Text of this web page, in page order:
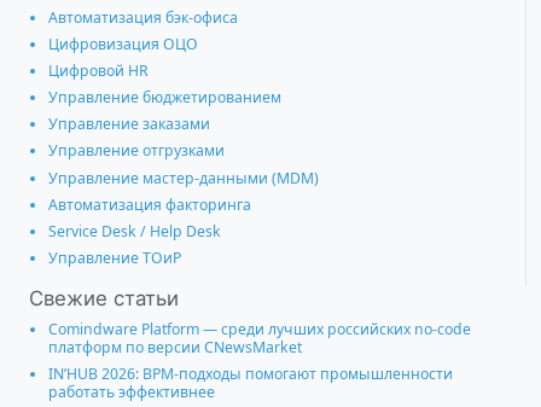
Автоматизация бэк-офиса
Цифровизация ОЦО
Цифровой HR
Управление бюджетированием
Управление заказами
Управление отгрузками
Управление мастер-данными (MDM)
Автоматизация факторинга
Service Desk / Help Desk
Управление ТОиР
Свежие статьи
Comindware Platform — среди лучших российских no-code
платформ по версии CNewsMarket
IN’HUB 2026: BPM-подходы помогают промышленности
работать эффективнее